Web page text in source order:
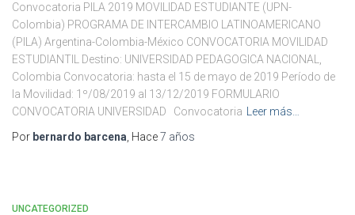
Convocatoria PILA 2019 MOVILIDAD ESTUDIANTE (UPN-
Colombia) PROGRAMA DE INTERCAMBIO LATINOAMERICANO
(PILA) Argentina-Colombia-México CONVOCATORIA MOVILIDAD
ESTUDIANTIL Destino: UNIVERSIDAD PEDAGOGICA NACIONAL,
Colombia Convocatoria: hasta el 15 de mayo de 2019 Período de
la Movilidad: 1º/08/2019 al 13/12/2019 FORMULARIO
CONVOCATORIA UNIVERSIDAD Convocatoria
Leer más…
Por bernardo barcena , Hace7 años
UNCATEGORIZED